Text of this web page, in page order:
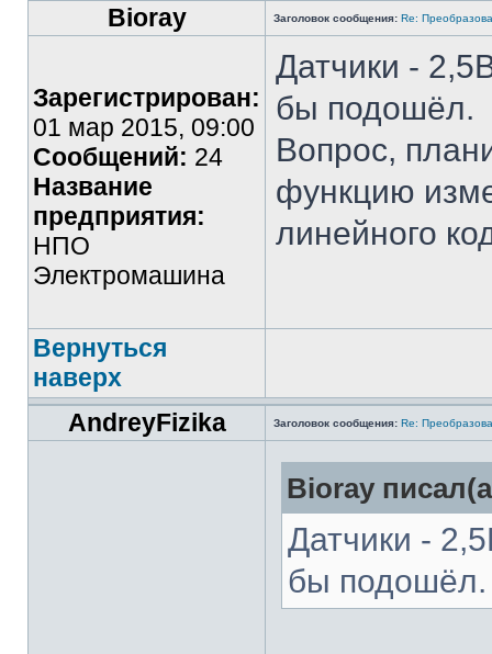
Bioray
Заголовок сообщения: Re:
Зарегистрирован:
01 мар 2015, 09:00
Сообщений: 24
Название
предприятия:
НПО
Электромашина
Датчики -
бы подошёл.
Вопрос,
функцию
линейного
Вернуться
наверх
AndreyFizika
Заголовок сообщения: Re:
Bioray
Датчики -
бы подошёл.